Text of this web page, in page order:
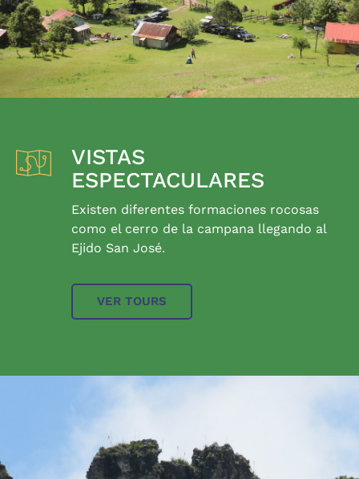
VISTAS
ESPECTACULARES
Existen diferentes formaciones rocosas
como el cerro de la campana llegando al
Ejido San José.
VER TOURS